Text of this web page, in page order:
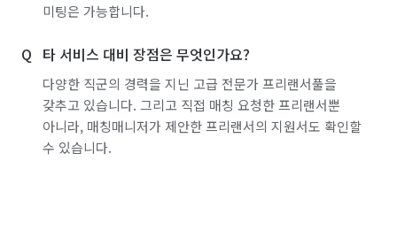
미팅은 가능합니다.
타 서비스 대비 장점은 무엇인가요?
다양한 직군의 경력을 지닌 고급 전문가 프리랜서풀을
갖추고 있습니다. 그리고 직접 매칭 요청한 프리랜서뿐
아니라, 매칭매니저가 제안한 프리랜서의 지원서도 확인할
수 있습니다.